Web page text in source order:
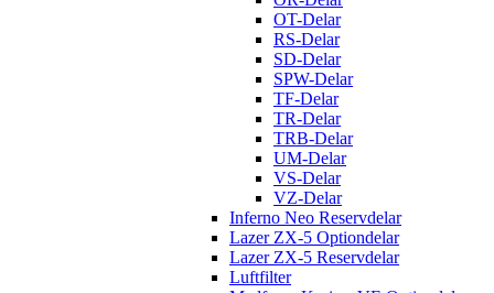
OT-Delar
RS-Delar
SD-Delar
SPW-Delar
TF-Delar
TR-Delar
TRB-Delar
UM-Delar
VS-Delar
VZ-Delar
Inferno Neo Reservdelar
Lazer ZX-5 Optiondelar
Lazer ZX-5 Reservdelar
Luftfilter